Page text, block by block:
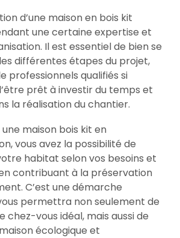
d’une maison en bois kit
une certaine expertise et
Il est essentiel de bien se
différentes étapes du projet,
professionnels qualifiés si
prêt à investir du temps et
la réalisation du chantier.
maison bois kit en
vous avez la possibilité de
habitat selon vos besoins et
contribuant à la préservation
C’est une démarche
permettra non seulement de
chez-vous idéal, mais aussi de
écologique et